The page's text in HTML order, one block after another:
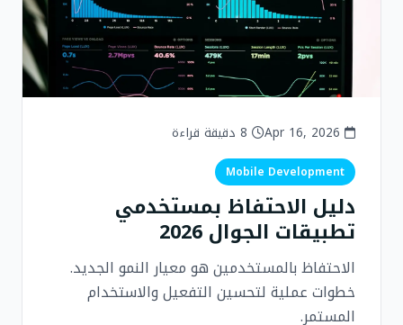
Mobile Development
دليل الاحتفاظ بمستخدمي
تطبيقات الجوال 2026
الاحتفاظ بالمستخدمين هو معيار النمو الجديد.
خطوات عملية لتحسين التفعيل والاستخدام
المستمر.